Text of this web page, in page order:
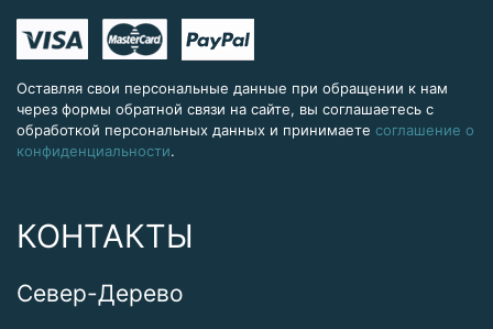
Оставляя свои персональные данные при обращении к нам
через формы обратной связи на сайте, вы соглашаетесь с
обработкой персональных данных и принимаете соглашение о
конфиденциальности.
КОНТАКТЫ
Север-Дерево